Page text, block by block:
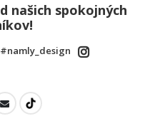
našich spokojných